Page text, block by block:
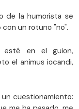
de la humorista se
un rotuno "no".
esté en el guion,
el animus iocandi,
cuestionamiento: